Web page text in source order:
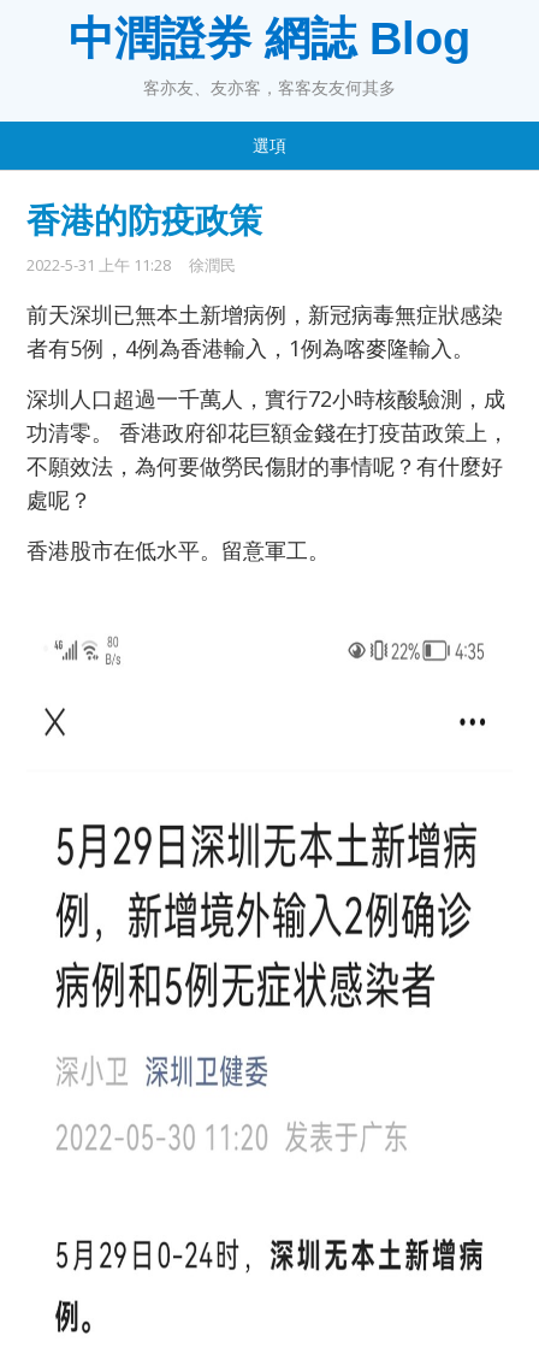
中潤證券 網誌 Blog
客亦友、友亦客，客客友友何其多
選項
香港的防疫政策
2022-5-31 上午 11:28 徐潤民
前天深圳已無本土新增病例，新冠病毒無症狀感染
者有5例，4例為香港輸入，1例為喀麥隆輸入。
深圳人口超過一千萬人，實行72小時核酸驗測，成
功清零。 香港政府卻花巨額金錢在打疫苗政策上，
不願效法，為何要做勞民傷財的事情呢？有什麼好
處呢？
香港股市在低水平。留意軍工。